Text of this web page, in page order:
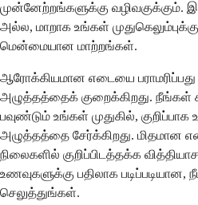
முன்னேற்றங்களுக்கு வழிவகுக்கும்.
அல்ல, மாறாக உங்கள்
மென்மையான மாற்றங்கள்.
ஆரோக்கியமான எடையை பராமரிப்பது
அழுத்தத்தைக் குறைக்கிறது. நீங்கள்
பவுண்டும் உங்கள் முதுகில், குறிப்பாக
அழுத்தத்தை சேர்க்கிறது. மிதமான
நிலைகளில் குறிப்பிடத்தக்க
உணவுகளுக்கு பதிலாக
செலுத்துங்கள்.